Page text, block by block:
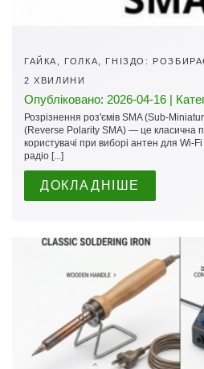
ГАЙКА, ГОЛКА, ГНІЗДО:
2 ХВИЛИНИ
Опубліковано: 2026-04-16 |
Розрізнення роз'ємів SMA (Sub-
(Reverse Polarity SMA) — це класична
користувачі при виборі антен для Wi-
радіо [...]
ДОКЛАДНІШЕ